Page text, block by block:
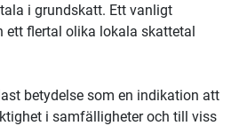
i grundskatt. Ett vanligt
ett flertal olika lokala skattetal
betydelse som en indikation att
i samfälligheter och till viss